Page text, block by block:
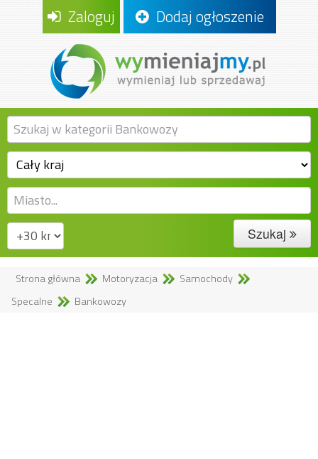
Zaloguj Dodaj ogłoszenie
Szukaj
Strona główna Motoryzacja
Samochody
Specalne
Bankowozy